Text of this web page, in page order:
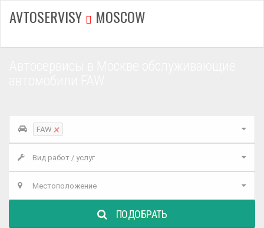
AVTOSERVISY MOSCOW
FAW ×
Вид работ / услуг
Местоположение
ПОДОБРАТЬ